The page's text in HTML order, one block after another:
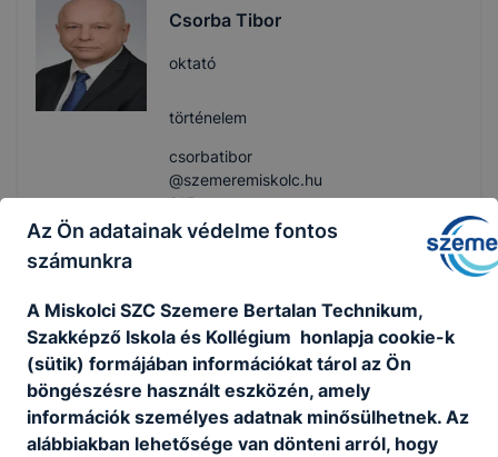
Csorba Tibor
oktató
történelem
csorbatibor​
@szemeremiskolc.hu
215
Osztályfőnök:
Csörnök Szilárd
Péter
oktató
Az Ön adatainak védelme fontos
számunkra
A Miskolci SZC Szemere Bertalan Technikum,
Szakképző Iskola és Kollégium honlapja cookie-k
(sütik) formájában információkat tárol az Ön
böngészésre használt eszközén, amely
információk személyes adatnak minősülhetnek. Az
alábbiakban lehetősége van dönteni arról, hogy